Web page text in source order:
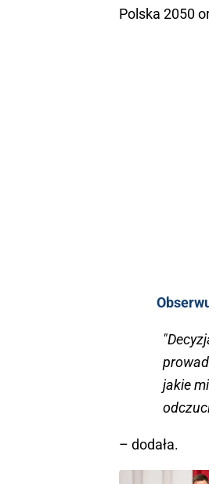
Polska 2050
jakie
– dodała.